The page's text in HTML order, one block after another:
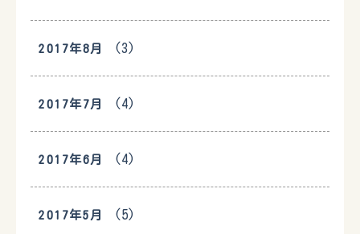
2017年8月 (3)
2017年7月 (4)
2017年6月 (4)
2017年5月 (5)